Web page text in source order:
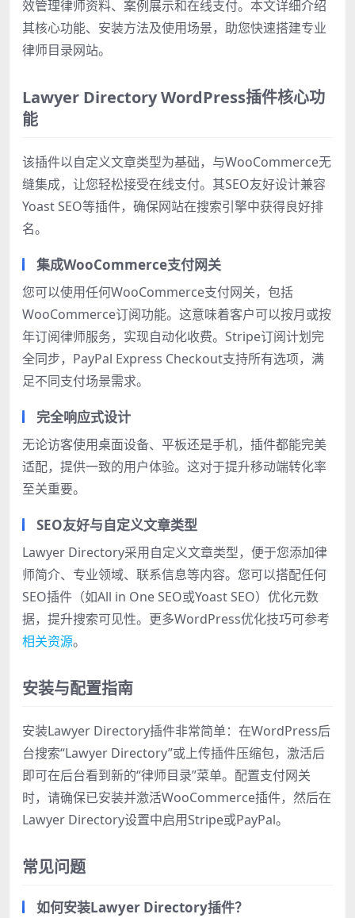
效管理律师资料、案例展示和在线支付。本文详细介绍
其核心功能、安装方法及使用场景，助您快速搭建专业
律师目录网站。
Lawyer Directory WordPress插件核心功
能
该插件以自定义文章类型为基础，与WooCommerce无
缝集成，让您轻松接受在线支付。其SEO友好设计兼容
Yoast SEO等插件，确保网站在搜索引擎中获得良好排
名。
集成WooCommerce支付网关
您可以使用任何WooCommerce支付网关，包括
WooCommerce订阅功能。这意味着客户可以按月或按
年订阅律师服务，实现自动化收费。Stripe订阅计划完
全同步，PayPal Express Checkout支持所有选项，满
足不同支付场景需求。
完全响应式设计
无论访客使用桌面设备、平板还是手机，插件都能完美
适配，提供一致的用户体验。这对于提升移动端转化率
至关重要。
SEO友好与自定义文章类型
Lawyer Directory采用自定义文章类型，便于您添加律
师简介、专业领域、联系信息等内容。您可以搭配任何
SEO插件（如All in One SEO或Yoast SEO）优化元数
据，提升搜索可见性。更多WordPress优化技巧可参考
相关资源。
安装与配置指南
安装Lawyer Directory插件非常简单：在WordPress后
台搜索“Lawyer Directory”或上传插件压缩包，激活后
即可在后台看到新的“律师目录”菜单。配置支付网关
时，请确保已安装并激活WooCommerce插件，然后在
Lawyer Directory设置中启用Stripe或PayPal。
常见问题
如何安装Lawyer Directory插件？